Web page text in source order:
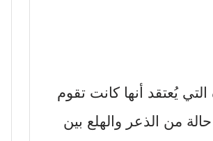
يُعتقد أنها كانت تقوم
من الذعر والهلع بين